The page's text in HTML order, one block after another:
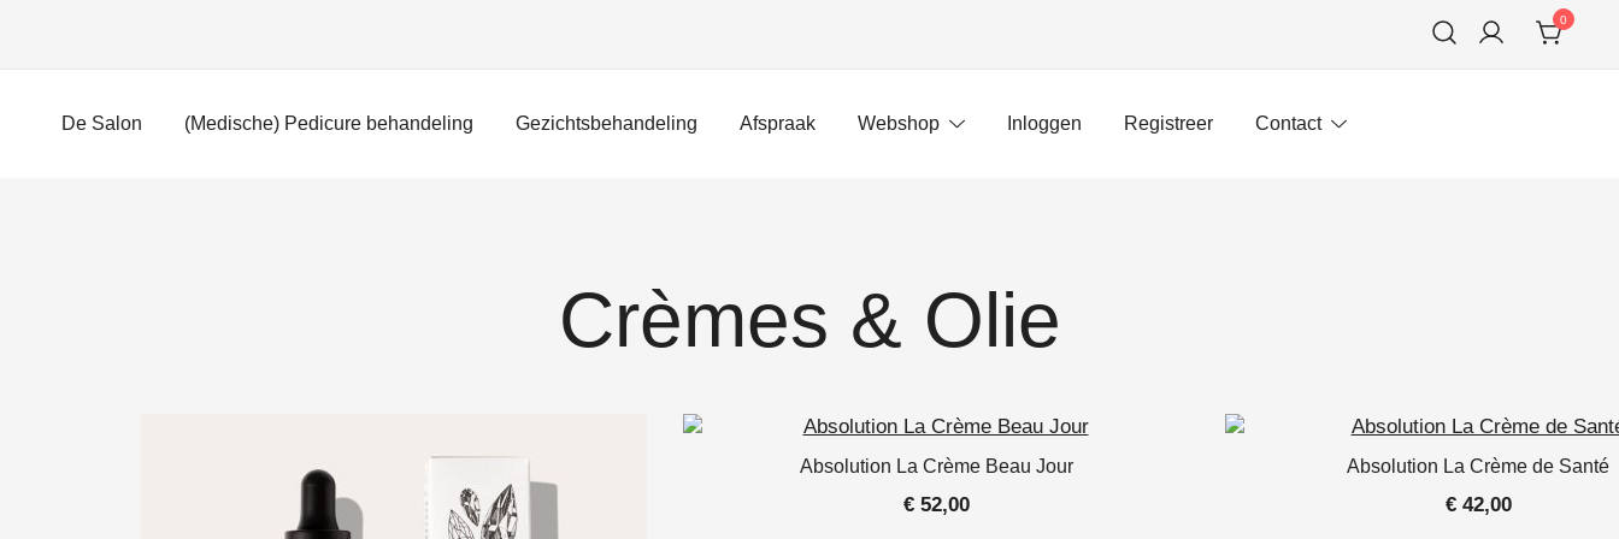
0
De Salon (Medische) Pedicure behandeling Gezichtsbehandeling Afspraak Webshop Inloggen Registreer Contact
Crèmes & Olie
Absolution La Crème Beau Jour
€52,00
Absolution La Crème de Santé
€42,00